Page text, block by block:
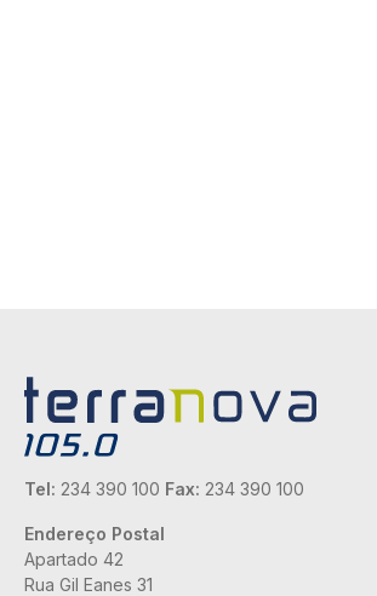
Tel: 234 390 100 Fax: 234 390 100
Endereço Postal
Apartado 42
Rua Gil Eanes 31